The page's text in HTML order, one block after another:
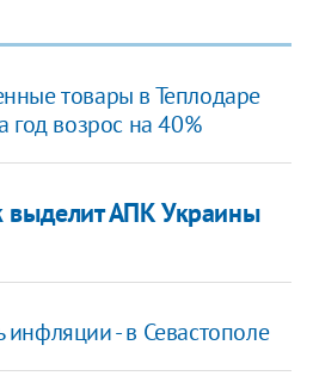
товары в Теплодаре
год возрос на 40%
выделит АПК Украины
- в Севастополе